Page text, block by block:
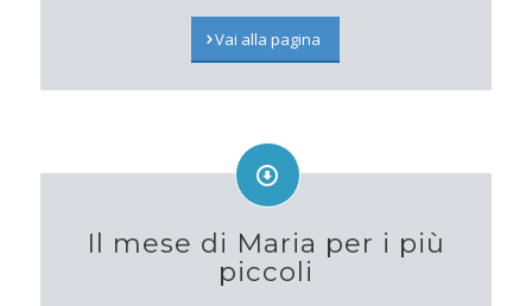
Vai alla pagina
Il mese di Maria per i più
piccoli